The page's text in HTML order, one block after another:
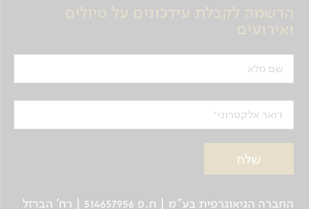
הרשמה לקבלת עידכונים על טיולים
ואירועים
שם מלא
דואר אלקטרוני
החברה הגיאוגרפית בע"מ | ח.פ 514657956 | רח’ הברזל